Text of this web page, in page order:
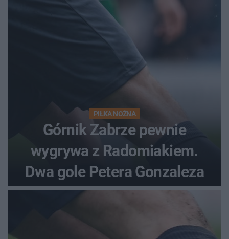
PIŁKA NOŻNA
Górnik Zabrze pewnie
wygrywa z Radomiakiem.
Dwa gole Petera Gonzaleza